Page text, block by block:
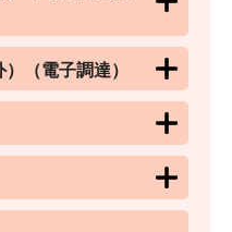
（電子調達）